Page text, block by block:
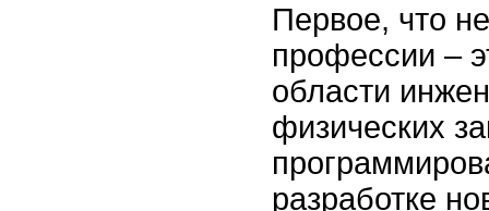
Первое, что
профессии –
области
физических
разработке